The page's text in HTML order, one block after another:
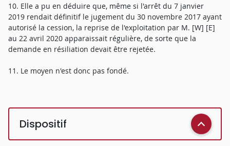
10. Elle a pu en déduire que, même si l'arrêt du 7 janvier
2019 rendait définitif le jugement du 30 novembre 2017 ayant
autorisé la cession, la reprise de l'exploitation par M. [W] [E]
au 22 avril 2020 apparaissait régulière, de sorte que la
demande en résiliation devait être rejetée.
11. Le moyen n'est donc pas fondé.
Dispositif